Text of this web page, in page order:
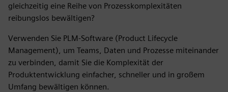
gleichzeitig eine Reihe von Prozesskomplexitäten
reibungslos bewältigen?
Verwenden Sie PLM-Software (Product Lifecycle
Management), um Teams, Daten und Prozesse miteinander
zu verbinden, damit Sie die Komplexität der
Produktentwicklung einfacher, schneller und in großem
Umfang bewältigen können.